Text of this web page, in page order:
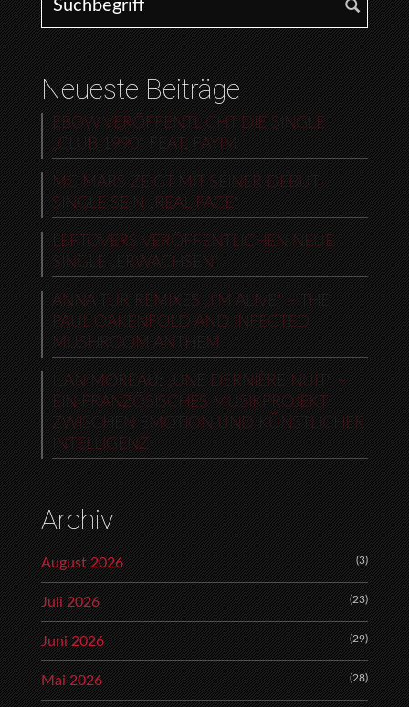
Neueste Beiträge
EBOW VERÖFFENTLICHT DIE SINGLE
„CLUB 1990“ FEAT. FAYIM
MC MARS ZEIGT MIT SEINER DEBUT-
SINGLE SEIN „REAL FACE“
LEFTOVERS VERÖFFENTLICHEN NEUE
SINGLE „ERWACHSEN“
ANNA TUR REMIXES „I’M ALIVE“ – THE
PAUL OAKENFOLD AND INFECTED
MUSHROOM ANTHEM
ILAN MOREAU: „UNE DERNIÈRE NUIT“ –
EIN FRANZÖSISCHES MUSIKPROJEKT
ZWISCHEN EMOTION UND KÜNSTLICHER
INTELLIGENZ
Archiv
August 2026 (3)
Juli 2026 (23)
Juni 2026 (29)
Mai 2026 (28)